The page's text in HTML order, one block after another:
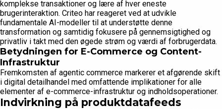
komplekse transaktioner og lære af hver eneste
brugerinteraktion. Criteo har reageret ved at udvikle
fundamentale AI-modeller til at understøtte denne
transformation og samtidig fokusere på gennemsigtighed og
privatliv i takt med den øgede strøm og værdi af forbrugerdata.
Betydningen for E-Commerce og Content-
Infrastruktur
Fremkomsten af agentic commerce markerer et afgørende skift
i digital detailhandel med omfattende implikationer for alle
elementer af e-commerce-infrastruktur og indholdsoperationer.
Indvirkning på produktdatafeeds